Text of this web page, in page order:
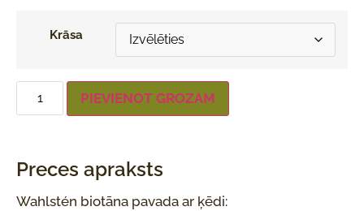
Krāsa
PIEVIENOT GROZAM
Preces apraksts
Wahlstén biotāna pavada ar ķēdi: